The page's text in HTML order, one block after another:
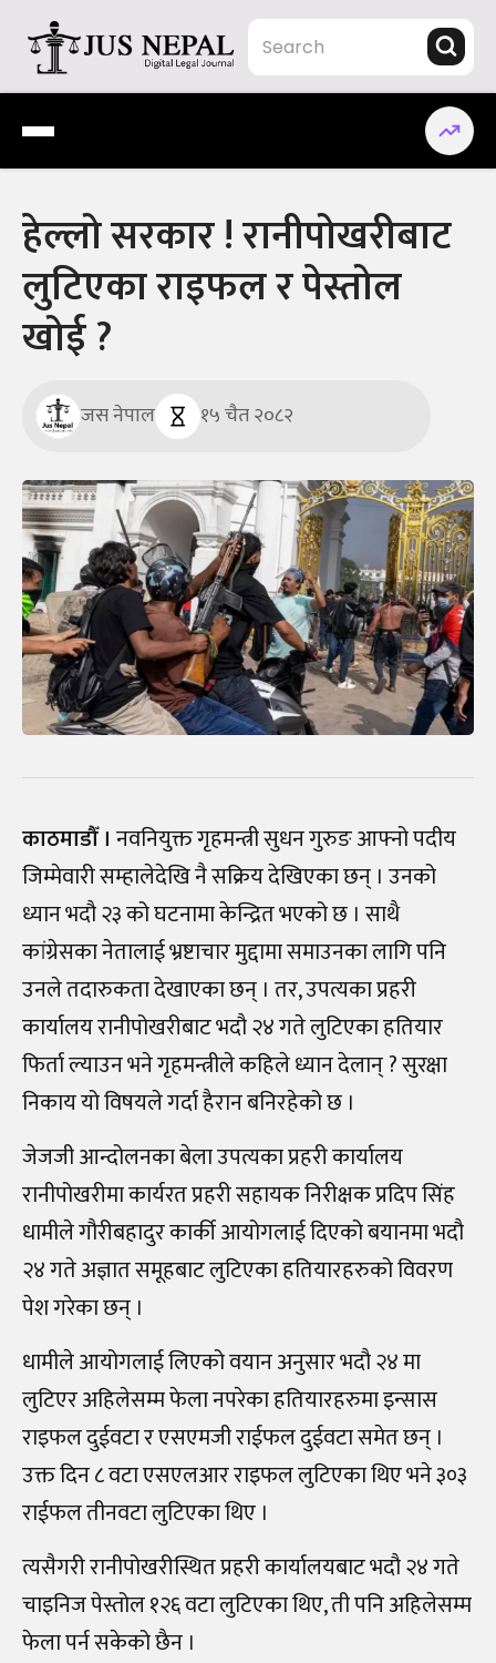
content
Jus Nepal | www.jusnepal.com
Digital Legal Journal
हेल्लो सरकार ! रानीपोखरीबाट
लुटिएका राइफल र पेस्तोल
खोई ?
जस नेपाल १५ चैत २०८२
काठमाडौँ । नवनियुक्त गृहमन्त्री सुधन गुरुङ आफ्नो पदीय
जिम्मेवारी सम्हालेदेखि नै सक्रिय देखिएका छन् । उनको
ध्यान भदौ २३ को घटनामा केन्द्रित भएको छ । साथै
कांग्रेसका नेतालाई भ्रष्टाचार मुद्दामा समाउनका लागि पनि
उनले तदारुकता देखाएका छन् । तर, उपत्यका प्रहरी
कार्यालय रानीपोखरीबाट भदौ २४ गते लुटिएका हतियार
फिर्ता ल्याउन भने गृहमन्त्रीले कहिले ध्यान देलान् ? सुरक्षा
निकाय यो विषयले गर्दा हैरान बनिरहेको छ ।
जेजजी आन्दोलनका बेला उपत्यका प्रहरी कार्यालय
रानीपोखरीमा कार्यरत प्रहरी सहायक निरीक्षक प्रदिप सिंह
धामीले गौरीबहादुर कार्की आयोगलाई दिएको बयानमा भदौ
२४ गते अज्ञात समूहबाट लुटिएका हतियारहरुको विवरण
पेश गरेका छन् ।
धामीले आयोगलाई लिएको वयान अनुसार भदौ २४ मा
लुटिएर अहिलेसम्म फेला नपरेका हतियारहरुमा इन्सास
राइफल दुईवटा र एसएमजी राईफल दुईवटा समेत छन् ।
उक्त दिन ८ वटा एसएलआर राइफल लुटिएका थिए भने ३०३
राईफल तीनवटा लुटिएका थिए ।
त्यसैगरी रानीपोखरीस्थित प्रहरी कार्यालयबाट भदौ २४ गते
चाइनिज पेस्तोल १२६ वटा लुटिएका थिए, ती पनि अहिलेसम्म
फेला पर्न सकेको छैन ।